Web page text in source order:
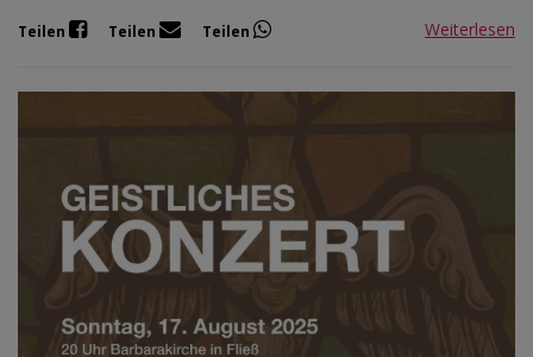
Teilen Teilen Teilen Weiterlesen